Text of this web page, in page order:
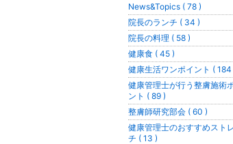
News&Topics ( 78 )
院長のランチ ( 34 )
院長の料理 ( 58 )
健康食 ( 45 )
健康生活ワンポイント ( 184
健康管理士が行う整膚施術
ント ( 89 )
整膚師研究部会 ( 60 )
健康管理士のおすすめスト
チ ( 13 )